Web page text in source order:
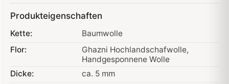
Produkteigenschaften
Kette:
Baumwolle
Flor:
Ghazni Hochlandschafwolle,
Handgesponnene Wolle
Dicke:
ca. 5 mm